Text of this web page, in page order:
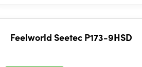
Feelworld Seetec P173-9HSD